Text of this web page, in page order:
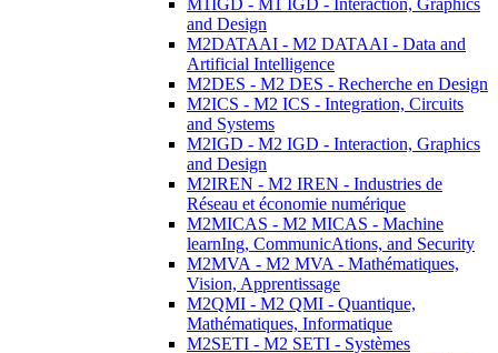
M1IGD - M1 IGD - Interaction, Graphics
and Design
M2DATAAI - M2 DATAAI - Data and
Artificial Intelligence
M2DES - M2 DES - Recherche en Design
M2ICS - M2 ICS - Integration, Circuits
and Systems
M2IGD - M2 IGD - Interaction, Graphics
and Design
M2IREN - M2 IREN - Industries de
Réseau et économie numérique
M2MICAS - M2 MICAS - Machine
learnIng, CommunicAtions, and Security
M2MVA - M2 MVA - Mathématiques,
Vision, Apprentissage
M2QMI - M2 QMI - Quantique,
Mathématiques, Informatique
M2SETI - M2 SETI - Systèmes